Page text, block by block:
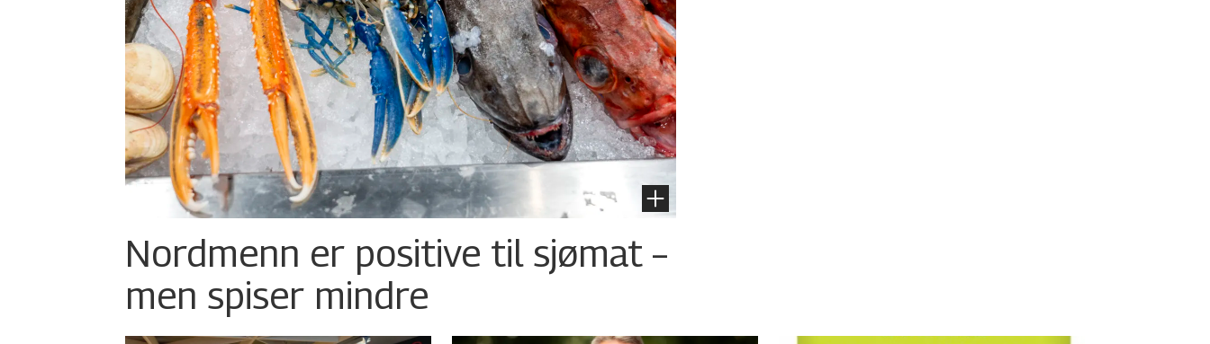
Nordmenn er positive til sjømat –
men spiser mindre